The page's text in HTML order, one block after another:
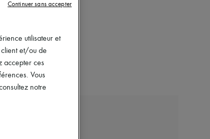
utilisateur et
et/ou de
accepter ces
Vous
notre
Continuer sans accepter